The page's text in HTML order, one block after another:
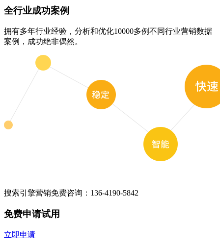
全行业成功案例
拥有多年行业经验，分析和优化10000多例不同行业营销数据
案例，成功绝非偶然。
搜索引擎营销免费咨询： 136-4190-5842
免费申请试用
立即申请